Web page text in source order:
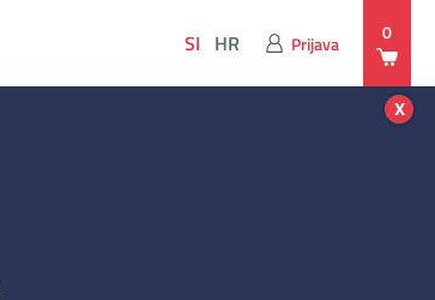
SI HR Prijava 0
x